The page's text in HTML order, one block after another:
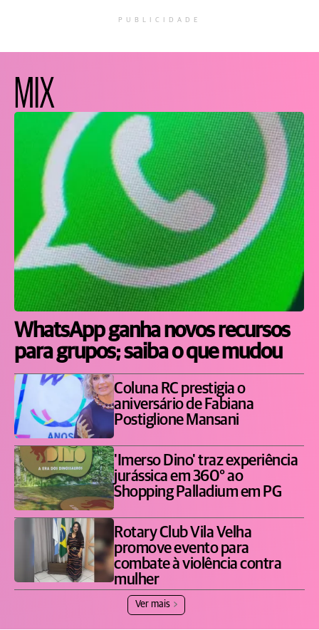
PUBLICIDADE
MIX
WhatsApp ganha novos recursos
para grupos; saiba o que mudou
Coluna RC prestigia o
aniversário de Fabiana
Postiglione Mansani
'Imerso Dino' traz experiência
jurássica em 360° ao
Shopping Palladium em PG
Rotary Club Vila Velha
promove evento para
combate à violência contra
mulher
Ver mais